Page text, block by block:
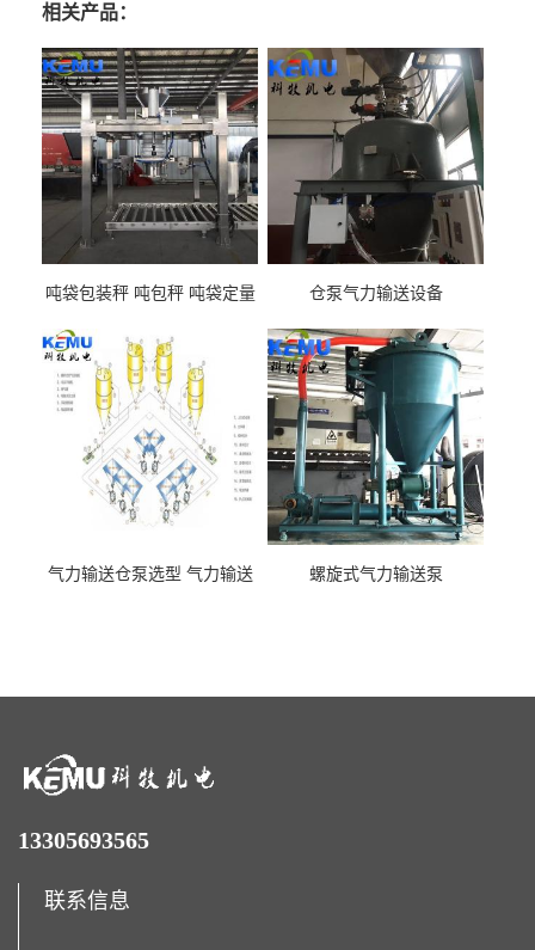
相关产品：
吨袋包装秤 吨包秤 吨袋定量
仓泵气力输送设备
气力输送仓泵选型 气力输送
螺旋式气力输送泵
13305693565
联系信息